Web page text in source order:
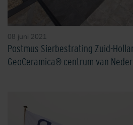
08 juni 2021
Postmus Sierbestrating Zuid-
GeoCeramica® centrum van